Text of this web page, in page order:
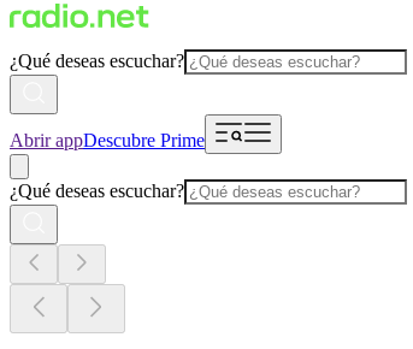
¿Qué deseas escuchar?
Abrir appDescubre Prime
¿Qué deseas escuchar?